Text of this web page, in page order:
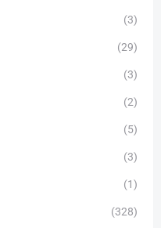
(3)
(29)
(3)
(2)
(5)
(3)
(1)
(328)